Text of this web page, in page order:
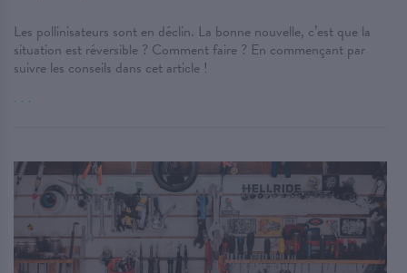
Les pollinisateurs sont en déclin. La bonne nouvelle, c’est que la
situation est réversible ? Comment faire ? En commençant par
suivre les conseils dans cet article !
. . .